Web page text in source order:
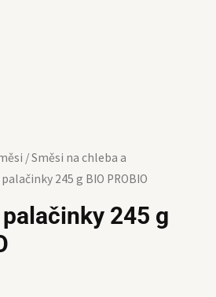
/Směsi na chleba a
245 g BIO PROBIO
245 g